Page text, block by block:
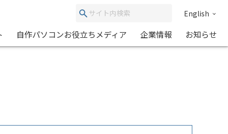
English
自作パソコンお役立ちメディア 企業情報 お知らせ